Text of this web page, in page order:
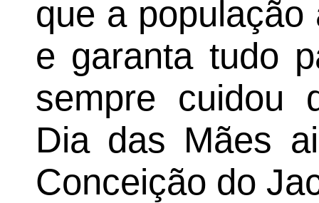
que a
e garanta tudo
sempre cuidou
Dia das Mães
Conceição do